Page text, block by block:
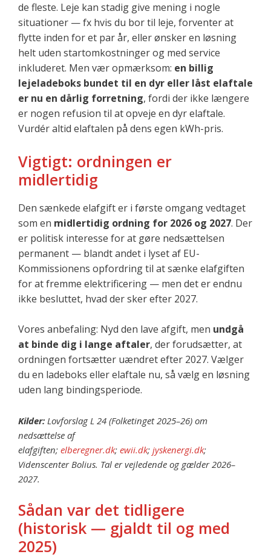
de fleste. Leje kan stadig give mening i nogle
situationer — fx hvis du bor til leje, forventer at
flytte inden for et par år, eller ønsker en løsning
helt uden startomkostninger og med service
inkluderet. Men vær opmærksom: en billig
lejeladeboks bundet til en dyr eller låst elaftale
er nu en dårlig forretning, fordi der ikke længere
er nogen refusion til at opveje en dyr elaftale.
Vurdér altid elaftalen på dens egen kWh-pris.
Vigtigt: ordningen er
midlertidig
Den sænkede elafgift er i første omgang vedtaget
som en midlertidig ordning for 2026 og 2027. Der
er politisk interesse for at gøre nedsættelsen
permanent — blandt andet i lyset af EU-
Kommissionens opfordring til at sænke elafgiften
for at fremme elektrificering — men det er endnu
ikke besluttet, hvad der sker efter 2027.
Vores anbefaling: Nyd den lave afgift, men undgå
at binde dig i lange aftaler, der forudsætter, at
ordningen fortsætter uændret efter 2027. Vælger
du en ladeboks eller elaftale nu, så vælg en løsning
uden lang bindingsperiode.
Kilder: Lovforslag L 24 (Folketinget 2025–26) om
nedsættelse af
elafgiften; elberegner.dk; ewii.dk; jyskenergi.dk;
Videnscenter Bolius. Tal er vejledende og gælder 2026–
2027.
Sådan var det tidligere
(historisk — gjaldt til og med
2025)